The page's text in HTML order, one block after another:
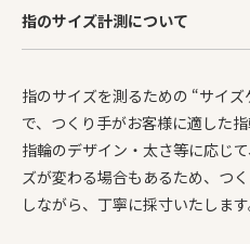
指のサイズ計測について
指のサイズを測るための “サイ
で、つくり手がお客様に適した
指輪のデザイン・太さ等に応じ
ズが変わる場合もあるため、つ
しながら、丁寧に採寸いたします